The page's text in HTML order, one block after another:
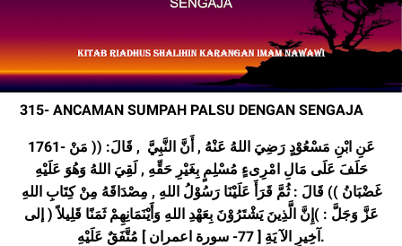
315- ANCAMAN SUMPAH PALSU DENGAN SENGAJA
1761- عَنِ ابْنِ مَسْعُوْدٍ رَضِيَ اللهُ عَنْهُ , أَنَّ النَّبِيَّ , قَالَ: (( مَنْ
حَلَفَ عَلَى مَالِ امْرِىءٍ مُسْلِمٍ بِغَيْرِ حَقِّهِ , لَقِيَ اللهُ وَهُوَ عَلَيْهِ
غَضْبَانُ )) قَالَ : ثُمَّ قَرَأَ عَلَيْنَا رَسُوْلُ اللهِ , مِصْدَاقَهُ مِنْ كِتَابِ اللهِ
عَزَّ وَجَلَّ : )إِنَّ الََّذِينَ يَشْتَرُوْنَ بِعَهْدِ اللهِ وَأَيْنَمَانِهِمْ ثَمَنًا قَلِيلاً ( إلى
آخِيرِ الآ يَةِ [ 77- سورة اعمران ] مُتَّفَقٌ عَلَيْهِ.